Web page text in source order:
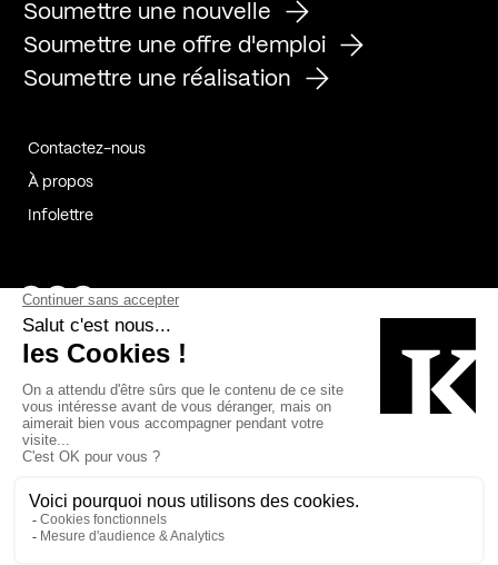
Soumettre une nouvelle
Soumettre une offre d'emploi
Soumettre une réalisation
Contactez-nous
À propos
Infolettre
Page Facebook de Kollectif
Page Instagram de Kollectif
Page Linkedin de Kollectif
Bâtiment-Durable-Québec-1
Esquisses-1IRAC-1
MP-1 v2com-1